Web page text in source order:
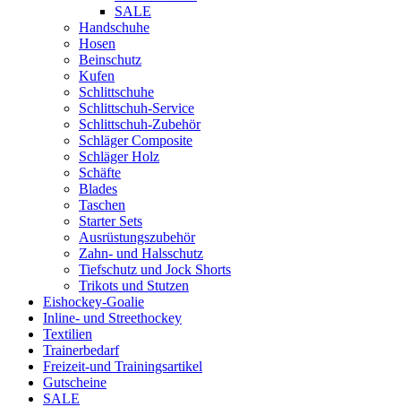
SALE
Handschuhe
Hosen
Beinschutz
Kufen
Schlittschuhe
Schlittschuh-Service
Schlittschuh-Zubehör
Schläger Composite
Schläger Holz
Schäfte
Blades
Taschen
Starter Sets
Ausrüstungszubehör
Zahn- und Halsschutz
Tiefschutz und Jock Shorts
Trikots und Stutzen
Eishockey-Goalie
Inline- und Streethockey
Textilien
Trainerbedarf
Freizeit-und Trainingsartikel
Gutscheine
SALE